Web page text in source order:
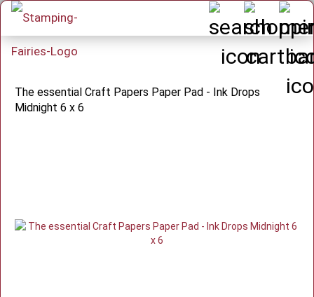
The essential Craft Papers Paper Pad - Ink Drops
Midnight 6 x 6